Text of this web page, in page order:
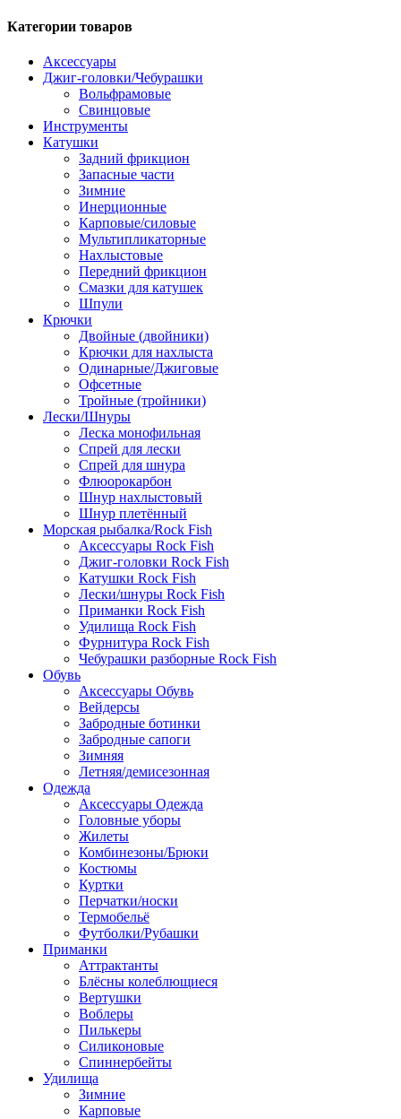
Категории товаров
Аксессуары
Джиг-головки/Чебурашки
Вольфрамовые
Свинцовые
Инструменты
Катушки
Задний фрикцион
Запасные части
Зимние
Инерционные
Карповые/силовые
Мультипликаторные
Нахлыстовые
Передний фрикцион
Смазки для катушек
Шпули
Крючки
Двойные (двойники)
Крючки для нахлыста
Одинарные/Джиговые
Офсетные
Тройные (тройники)
Лески/Шнуры
Леска монофильная
Спрей для лески
Спрей для шнура
Флюорокарбон
Шнур нахлыстовый
Шнур плетённый
Морская рыбалка/Rock Fish
Аксессуары Rock Fish
Джиг-головки Rock Fish
Катушки Rock Fish
Лески/шнуры Rock Fish
Приманки Rock Fish
Удилища Rock Fish
Фурнитура Rock Fish
Чебурашки разборные Rock Fish
Обувь
Аксессуары Обувь
Вейдерсы
Забродные ботинки
Забродные сапоги
Зимняя
Летняя/демисезонная
Одежда
Аксессуары Одежда
Головные уборы
Жилеты
Комбинезоны/Брюки
Костюмы
Куртки
Перчатки/носки
Термобельё
Футболки/Рубашки
Приманки
Аттрактанты
Блёсны колеблющиеся
Вертушки
Воблеры
Пилькеры
Силиконовые
Спиннербейты
Удилища
Зимние
Карповые